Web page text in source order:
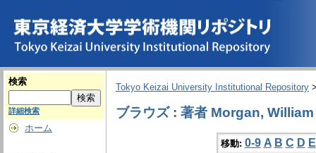
検索
詳細検索
ホーム
Tokyo Keizai University Institutional Repository
ブラウズ : 著者 Morgan,
移動: 0-9 A B C D E